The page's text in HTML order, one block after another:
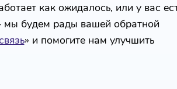
как ожидалось, или у вас
мы будем рады вашей обратной
» и помогите нам улучшить